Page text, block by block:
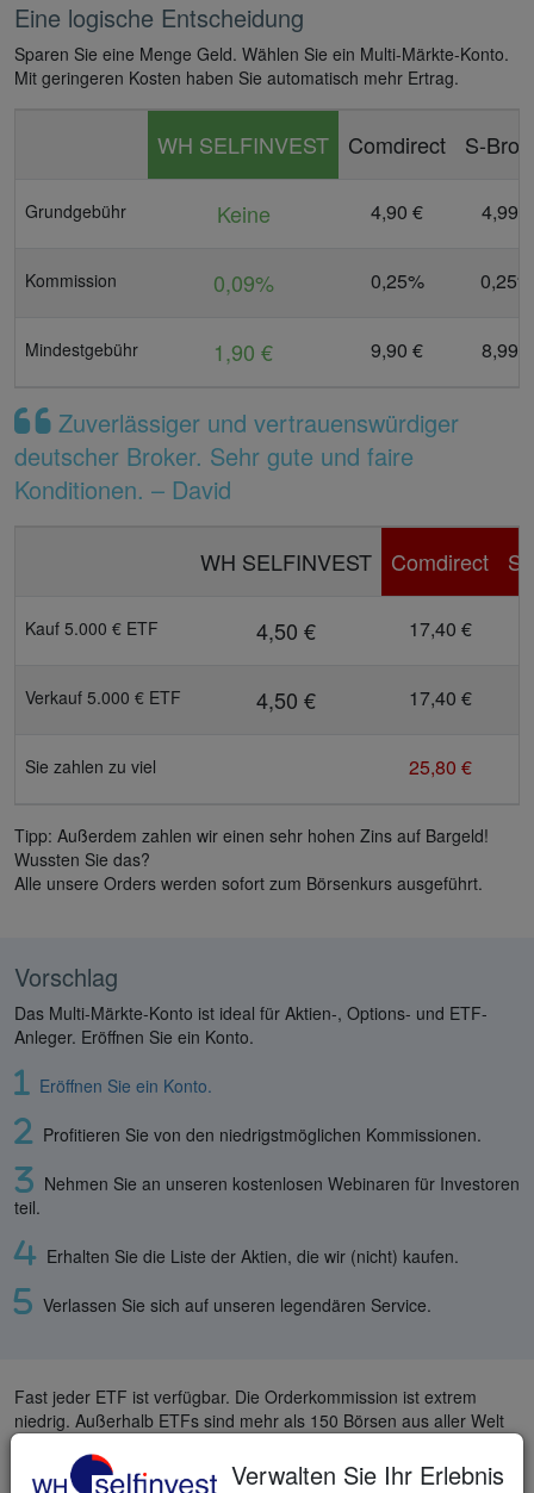
Eine logische Entscheidung
Sparen Sie eine Menge Geld. Wählen Sie ein Multi-Märkte-Konto.
Mit geringeren Kosten haben Sie automatisch mehr Ertrag.
WH SELFINVEST Comdirect S-
Grundgebühr Keine 4,90 € 4,99 €
Kommission 0,09% 0,25% 0,25%
Mindestgebühr 1,90 € 9,90 € 8,99 €
Zuverlässiger und vertrauenswürdiger
deutscher Broker. Sehr gute und faire
Konditionen. – David
WH SELFINVEST Comdirect
Kauf 5.000 € ETF 4,50 € 17,40 €
Verkauf 5.000 € ETF 4,50 € 17,40 €
Sie zahlen zu viel 25,80 €
Tipp: Außerdem zahlen wir einen sehr hohen Zins auf Bargeld!
Wussten Sie das?
Alle unsere Orders werden sofort zum Börsenkurs ausgeführt.
Vorschlag
Das Multi-Märkte-Konto ist ideal für Aktien-, Options- und ETF-
Anleger. Eröffnen Sie ein Konto.
Eröffnen Sie ein Konto.
Profitieren Sie von den niedrigstmöglichen Kommissionen.
Nehmen Sie an unseren kostenlosen Webinaren für Investoren
teil.
Erhalten Sie die Liste der Aktien, die wir (nicht) kaufen.
Verlassen Sie sich auf unseren legendären Service.
Fast jeder ETF ist verfügbar. Die Orderkommission ist extrem
niedrig. Außerhalb ETFs sind mehr als 150 Börsen aus aller Welt
werden.
Verwalten Sie Ihr Erlebnis